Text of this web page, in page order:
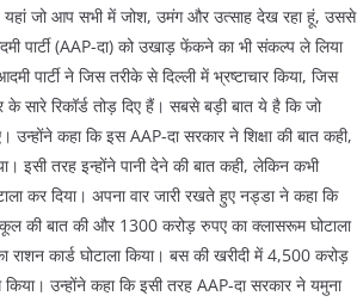
यहां जो आप सभी में जोश, उमंग और उत्साह देख रहा हूं, उससे
(AAP-दा) को उखाड़ फेंकने का भी संकल्प ले लिया
पार्टी ने जिस तरीके से दिल्ली में भ्रष्टाचार किया, जिस
सारे रिकॉर्ड तोड़ दिए हैं। सबसे बड़ी बात ये है कि जो
उन्होंने कहा कि इस AAP-दा सरकार ने शिक्षा की बात कही,
इसी तरह इन्होंने पानी देने की बात कही, लेकिन कभी
कर दिया। अपना वार जारी रखते हुए नड्डा ने कहा कि
की बात की और 1300 करोड़ रुपए का क्लासरूम घोटाला
कार्ड घोटाला किया। बस की खरीदी में 4,500 करोड़
उन्होंने कहा कि इसी तरह AAP-दा सरकार ने यमुना